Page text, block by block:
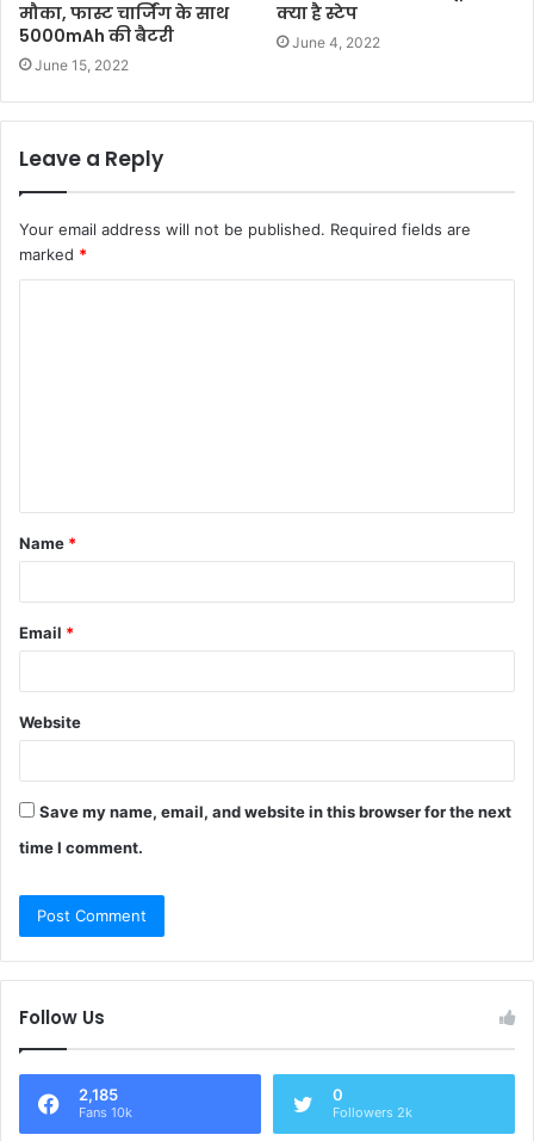
मौका, फास्ट चार्जिंग के साथ
5000mAh की बैटरी
June 15, 2022
क्या है स्टेप
June 4, 2022
Leave a Reply
Your email address will not be published. Required fields are
marked *
t
*
Name *
Email *
Website
Save my name, email, and website in this browser for the next
time I comment.
Follow Us
2,185
Fans 10k
0
Followers 2k